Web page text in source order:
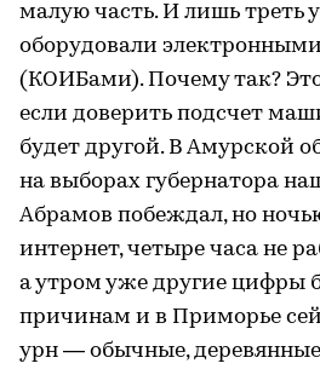
малую часть. И лишь треть
оборудовали
(КОИБами). Почему так?
если доверить подсчет
будет другой. В Амурской
на выборах губернатора
Абрамов побеждал, но
интернет, четыре часа не
а утром уже другие цифры
причинам и в Приморье
урн — обычные,